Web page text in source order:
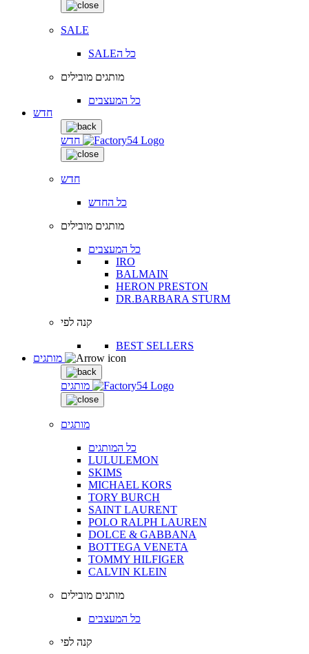
SALE
SALEכל ה
מותגים מובילים
כל המעצבים
חדש
חדש
חדש
כל החדש
מותגים מובילים
כל המעצבים
IRO
BALMAIN
HERON PRESTON
DR.BARBARA STURM
קנה לפי
BEST SELLERS
מותגים
מותגים
כל המותגים
LULULEMON
SKIMS
MICHAEL KORS
TORY BURCH
SAINT LAURENT
POLO RALPH LAUREN
DOLCE & GABBANA
BOTTEGA VENETA
TOMMY HILFIGER
CALVIN KLEIN
מותגים מובילים
כל המעצבים
קנה לפי